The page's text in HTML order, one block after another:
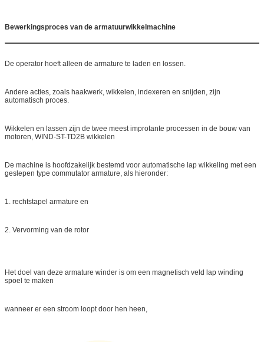
Bewerkingsproces van de armatuurwikkelmachine
De operator hoeft alleen de armature te laden en lossen.
Andere acties, zoals haakwerk, wikkelen, indexeren en snijden, zijn
automatisch proces.
Wikkelen en lassen zijn de twee meest improtante processen in de bouw van
motoren, WIND-ST-TD2B wikkelen
De machine is hoofdzakelijk bestemd voor automatische lap wikkeling met een
geslepen type commutator armature, als hieronder:
1. rechtstapel armature en
2. Vervorming van de rotor
Het doel van deze armature winder is om een magnetisch veld lap winding
spoel te maken
wanneer er een stroom loopt door hen heen,